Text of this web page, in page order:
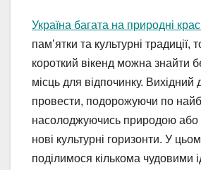
Україна багата на природні
пам’ятки та культурні традиції,
короткий вікенд можна знайти
місць для відпочинку.
провести, подорожуючи по
насолоджуючись природою або
нові культурні горизонти. У
поділимося кількома чудовими